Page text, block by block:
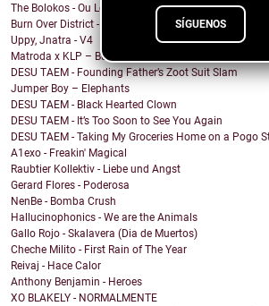
SÍGUENOS
The Bolokos - Ou Lé Lé
Burn Over District - The Symbols Between Us
Uppy, Jnatra - V4
Matroda x KLP – Bullshit
DESU TAEM - Founding Father’s Zoot Suit Slam
Jumper Boy – Elephants
DESU TAEM - Black Hearted Clown
DESU TAEM - It’s Too Soon to See You Again
DESU TAEM - Taking My Groceries Home on a Pogo
A1exo - Freakin' Magical
Raubtier Kollektiv - Liebe und Angst
Gerard Flores - Poderosa
NenBe - Bomba Crush
Hallucinophonics - We are the Animals
Gallo Rojo - Skalavera (Dia de Muertos)
Cheche Milito - First Rain of The Year
Reivaj - Hace Calor
Anthony Benjamin - Heroes
XO BLAKELY - NORMALMENTE